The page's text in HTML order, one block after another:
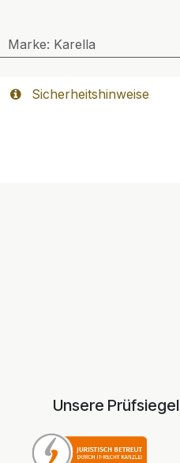
Marke: Karella
Sicherheitshinweise
Unsere Prüfsiegel